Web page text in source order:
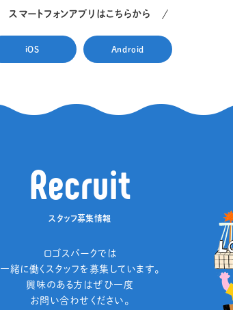
スマートフォンアプリはこちらから
iOS Android
Recruit
スタッフ募集情報
ロゴスパークでは
一緒に働くスタッフを募集しています。
興味のある方はぜひ一度
お問い合わせください。